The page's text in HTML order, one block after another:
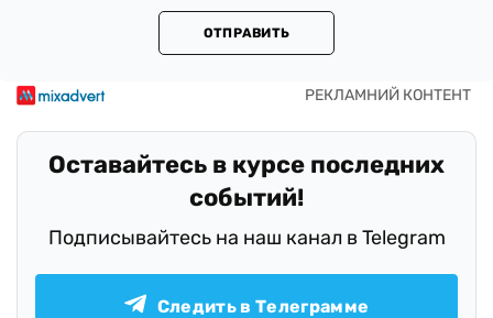
ОТПРАВИТЬ
Оставайтесь в курсе последних
событий!
Подписывайтесь на наш канал в Telegram
Следить в Телеграмме